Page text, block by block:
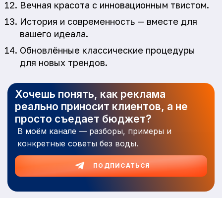
Вечная красота с инновационным твистом.
История и современность — вместе для
вашего идеала.
Обновлённые классические процедуры
для новых трендов.
Хочешь понять, как реклама
реально приносит клиентов, а не
просто съедает бюджет?
В моём канале — разборы, примеры и
конкретные советы без воды.
ПОДПИСАТЬСЯ